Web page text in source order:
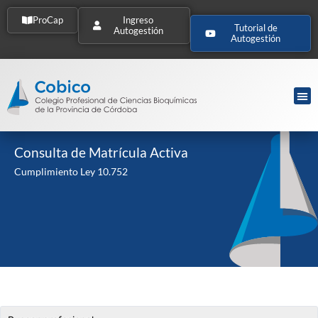
ProCap
Ingreso
Autogestión
Tutorial de
Autogestión
Consulta de Matrícula Activa
Cumplimiento Ley 10.752